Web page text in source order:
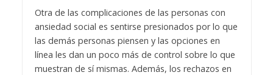
Otra de las complicaciones de las personas con
ansiedad social es sentirse presionados por lo que
las demás personas piensen y las opciones en
línea les dan un poco más de control sobre lo que
muestran de sí mismas. Además, los rechazos en